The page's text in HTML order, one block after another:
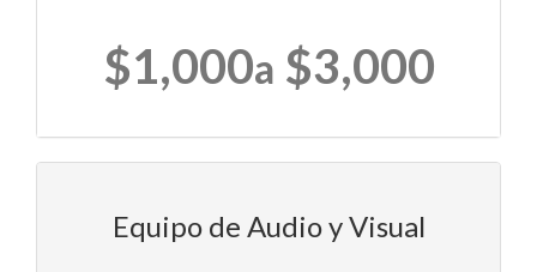
$1,000a $3,000
Equipo de Audio y Visual